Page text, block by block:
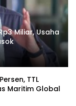
Miliar, Usaha
TTL
Maritim Global